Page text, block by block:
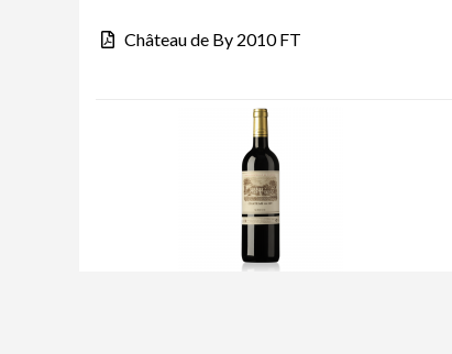
Château de By 2010 FT